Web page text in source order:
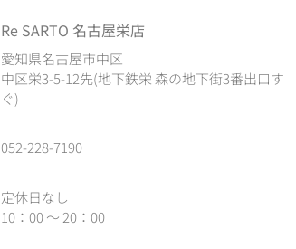
Re SARTO 名古屋栄店
愛知県名古屋市中区
中区栄3-5-12先(地下鉄栄 森の地下街3番出口す
ぐ)
052-228-7190
定休日なし
10：00 ～ 20：00